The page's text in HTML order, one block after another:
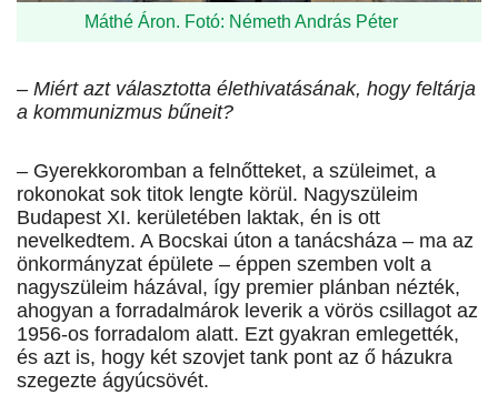
Máthé Áron. Fotó: Németh András Péter
– Miért azt választotta élethivatásának, hogy feltárja
a kommunizmus bűneit?
– Gyerekkoromban a felnőtteket, a szüleimet, a
rokonokat sok titok lengte körül. Nagyszüleim
Budapest XI. kerületében laktak, én is ott
nevelkedtem. A Bocskai úton a tanácsháza – ma az
önkormányzat épülete – éppen szemben volt a
nagyszüleim házával, így premier plánban nézték,
ahogyan a forradalmárok leverik a vörös csillagot az
1956-os forradalom alatt. Ezt gyakran emlegették,
és azt is, hogy két szovjet tank pont az ő házukra
szegezte ágyúcsövét.